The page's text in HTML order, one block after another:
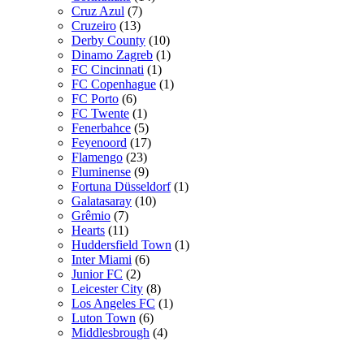
Cruz Azul (7)
Cruzeiro (13)
Derby County (10)
Dinamo Zagreb (1)
FC Cincinnati (1)
FC Copenhague (1)
FC Porto (6)
FC Twente (1)
Fenerbahce (5)
Feyenoord (17)
Flamengo (23)
Fluminense (9)
Fortuna Düsseldorf (1)
Galatasaray (10)
Grêmio (7)
Hearts (11)
Huddersfield Town (1)
Inter Miami (6)
Junior FC (2)
Leicester City (8)
Los Angeles FC (1)
Luton Town (6)
Middlesbrough (4)